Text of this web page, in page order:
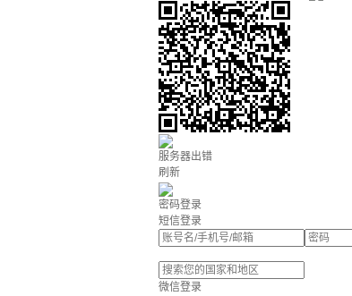
服务器出错
刷新
密码登录
短信登录
微信登录